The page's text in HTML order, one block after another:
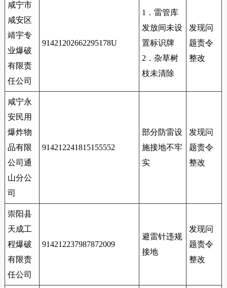
咸宁市
咸安区
靖宇专
业爆破
有限责
任公司
91421202662295178U
1．雷管库
发放间未设
置标识牌
2．杂草树
枝未清除
发现问
题责令
整改
咸宁永
安民用
爆炸物
品有限
公司通
山分公
司
914212241815155552
部分防雷设
施接地不牢
实
发现问
题责令
整改
崇阳县
天成工
程爆破
有限责
任公司
914212237987872009
避雷针违规
接地
发现问
题责令
整改